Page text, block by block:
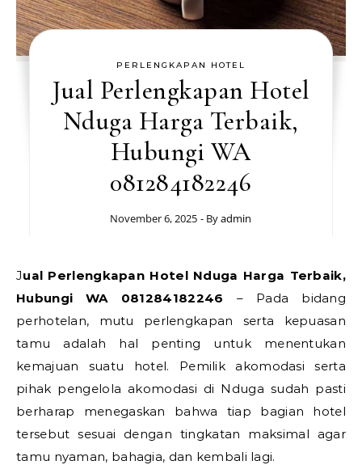
PERLENGKAPAN HOTEL
Jual Perlengkapan Hotel
Nduga Harga Terbaik,
Hubungi WA
081284182246
November 6, 2025 - Byadmin
Jual Perlengkapan Hotel Nduga Harga Terbaik,
Hubungi WA 081284182246 – Pada bidang
perhotelan, mutu perlengkapan serta kepuasan
tamu adalah hal penting untuk menentukan
kemajuan suatu hotel. Pemilik akomodasi serta
pihak pengelola akomodasi di Nduga sudah pasti
berharap menegaskan bahwa tiap bagian hotel
tersebut sesuai dengan tingkatan maksimal agar
tamu nyaman, bahagia, dan kembali lagi.